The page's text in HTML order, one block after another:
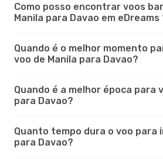
Como posso encontrar voos
Manila para Davao em eDreams
Quando é o melhor momento
voo de Manila para Davao?
Quando é a melhor época para
para Davao?
Quanto tempo dura o voo para
para Davao?